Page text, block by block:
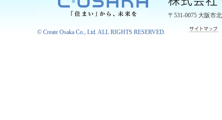
〒531-0075 大阪市
© Create Osaka Co., Ltd. ALL RIGHTS RESERVED.